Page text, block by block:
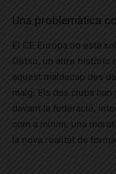
Una problemàtica
El CE Europa no està
Getxo, un altre històric
aquest maldecap des
maig. Els dos clubs
davant la federació,
com a mínim, una
la nova realitat de